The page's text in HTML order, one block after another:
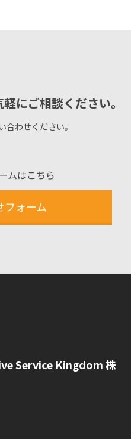
にご相談ください。
合わせください。
ムはこちら
フォーム
Service Kingdom 株